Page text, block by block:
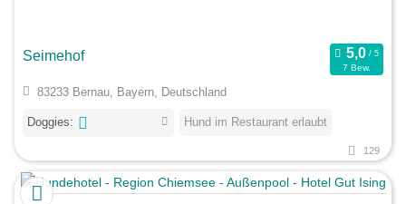
Seimehof
7 Bew.
83233 Bernau, Bayern, Deutschland
Doggies: Hund im Restaurant erlaubt
129